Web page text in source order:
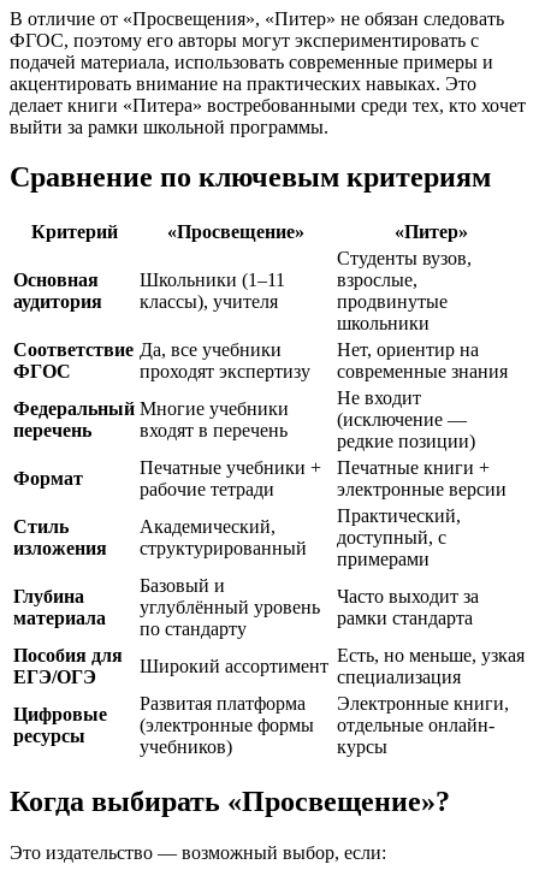
В отличие от «Просвещения», «Питер» не обязан следовать
ФГОС, поэтому его авторы могут экспериментировать с
подачей материала, использовать современные примеры и
акцентировать внимание на практических навыках. Это
делает книги «Питера» востребованными среди тех, кто хочет
выйти за рамки школьной программы.
Сравнение по ключевым критериям
Критерий «Просвещение» «Питер»
Основная
аудитория
Школьники (1–11
классы), учителя
Студенты вузов,
взрослые,
продвинутые
школьники
Соответствие
ФГОС
Да, все учебники
проходят экспертизу
Нет, ориентир на
современные знания
Федеральный
перечень
Многие учебники
входят в перечень
Не входит
(исключение —
редкие позиции)
Формат
Печатные учебники +
рабочие тетради
Печатные книги +
электронные версии
Стиль
изложения
Академический,
структурированный
Практический,
доступный, с
примерами
Глубина
материала
Базовый и
углублённый уровень
по стандарту
Часто выходит за
рамки стандарта
Пособия для
ЕГЭ/ОГЭ
Широкий ассортимент
Есть, но меньше, узкая
специализация
Цифровые
ресурсы
Развитая платформа
(электронные формы
учебников)
Электронные книги,
отдельные онлайн-
курсы
Когда выбирать «Просвещение»?
Это издательство — возможный выбор, если: